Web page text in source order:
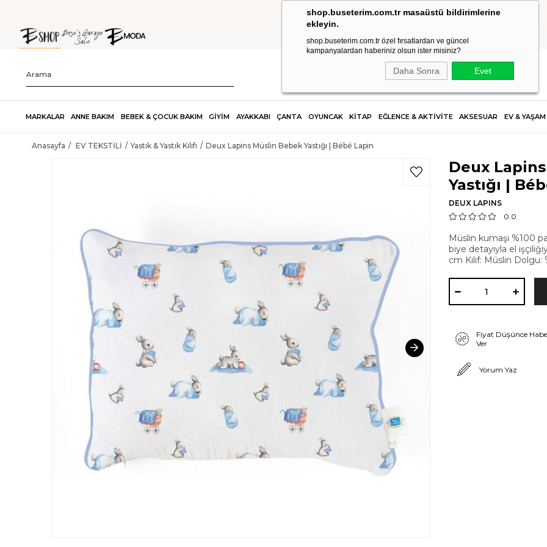
shop.buseterim.com.tr masaüstü bildirimlerine
ekleyin.
shop.buseterim.com.tr özel fırsatlardan ve güncel
kampanyalardan haberiniz olsun ister misiniz?
Daha Sonra Evet
HIZLI KARGO
MARKALAR ANNE BAKIM BEBEK & ÇOCUK BAKIM GİYİM AYAKKABI ÇANTA OYUNCAK KİTAP EĞLENCE & AKTİVİTE AKSESUAR EV & YAŞAM
Anasayfa EV TEKSTİLİ Yastık & Yastık Kılıfı Deux Lapins Müslin Bebek Yastığı | Bébé Lapin
Deux
Yastığı |
DEUX LAPINS
0.0
Müslin kumaşı %100
biye detayıyla el
cm Kılıf: Müslin
Fiyat Düşünce
Ver
Yorum Yaz